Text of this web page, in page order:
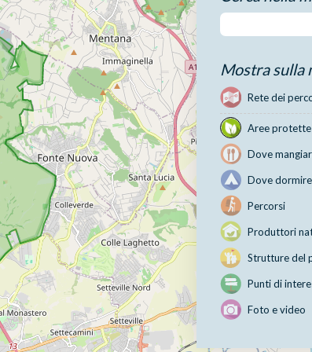
Mostra sulla
Rete dei
Aree protette
Dove
Dove dormire
Percorsi
Produttori
Strutture del
Punti di
Foto e video